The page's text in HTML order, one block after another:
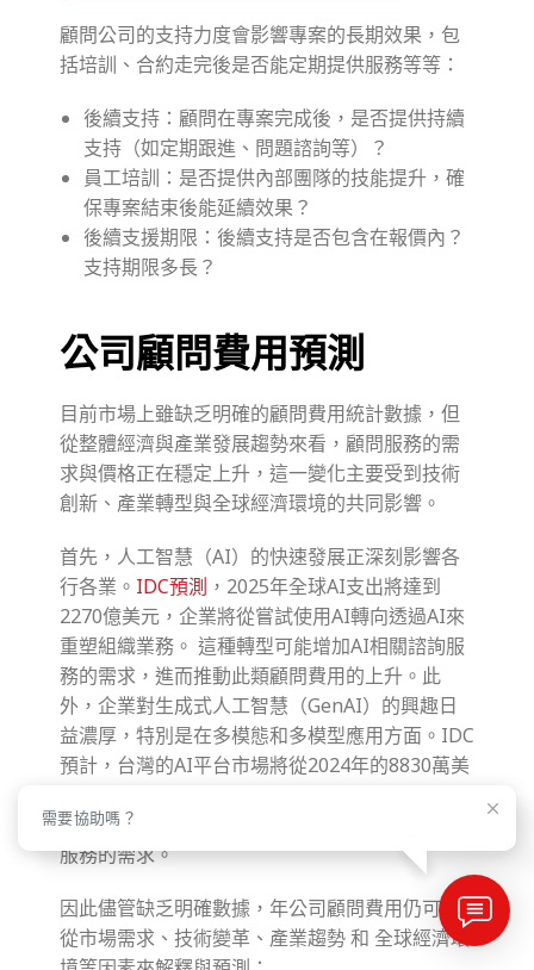
顧問公司的支持力度會影響專案的長期效果，包
括培訓、合約走完後是否能定期提供服務等等：
後續支持：顧問在專案完成後，是否提供持續
支持（如定期跟進、問題諮詢等）？
員工培訓：是否提供內部團隊的技能提升，確
保專案結束後能延續效果？
後續支援期限：後續支持是否包含在報價內？
支持期限多長？
公司顧問費用預測
目前市場上雖缺乏明確的顧問費用統計數據，但
從整體經濟與產業發展趨勢來看，顧問服務的需
求與價格正在穩定上升，這一變化主要受到技術
創新、產業轉型與全球經濟環境的共同影響。
首先，人工智慧（AI）的快速發展正深刻影響各
行各業。 IDC預測 ，2025年全球AI支出將達到
2270億美元，企業將從嘗試使用AI轉向透過AI來
重塑組織業務。 這種轉型可能增加AI相關諮詢服
務的需求，進而推動此類顧問費用的上升。此
外，企業對生成式人工智慧（GenAI）的興趣日
益濃厚，特別是在多模態和多模型應用方面。IDC
預計，台灣的AI平台市場將從2024年的8830萬美
使企業尋求更多專業知識，從而提高對相關顧問
服務的需求。
因此儘管缺乏明確數據，年公司顧問費用仍可以
從市場需求、技術變革、產業趨勢 和 全球經濟環
需要協助嗎？